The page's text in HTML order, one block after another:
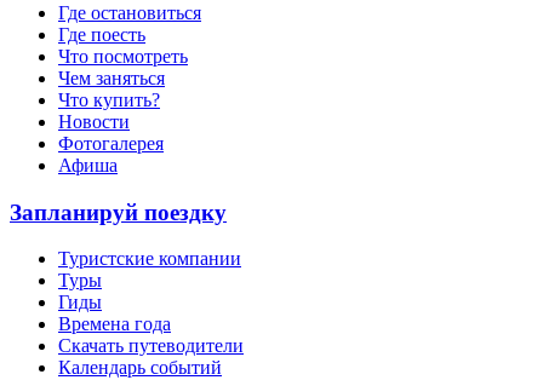
Где остановиться
Где поесть
Что посмотреть
Чем заняться
Что купить?
Новости
Фотогалерея
Афиша
Запланируй поездку
Туристские компании
Туры
Гиды
Времена года
Скачать путеводители
Календарь событий